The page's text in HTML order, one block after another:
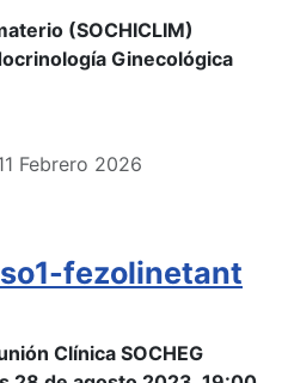
(SOCHICLIM)
Ginecológica
Febrero 2026
fezolinetant
Clínica SOCHEG